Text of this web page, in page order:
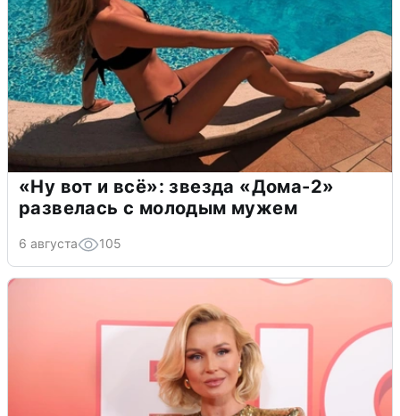
«Ну вот и всё»: звезда «Дома-2»
развелась с молодым мужем
6 августа 105